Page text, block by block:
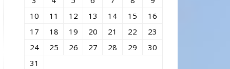
10
11 12 13 14 15
16
17
18 19 20 21 22
23
24
25 26 27 28 29
30
31